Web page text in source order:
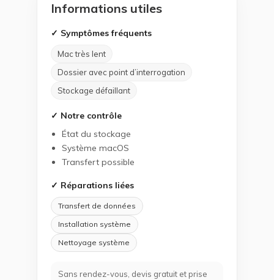
Informations utiles
✓ Symptômes fréquents
Mac très lent
Dossier avec point d’interrogation
Stockage défaillant
✓ Notre contrôle
État du stockage
Système macOS
Transfert possible
✓ Réparations liées
Transfert de données
Installation système
Nettoyage système
Sans rendez-vous, devis gratuit et prise